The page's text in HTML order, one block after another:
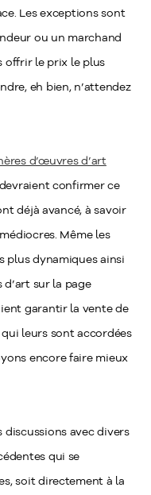
Les exceptions sont
ou un marchand
offrir le prix le plus
eh bien, n’attendez
d’œuvres d’art
confirmer ce
déjà avancé, à savoir
Même les
plus dynamiques ainsi
sur la page
garantir la vente de
leurs sont accordées
encore faire mieux
discussions avec divers
qui se
soit directement à la